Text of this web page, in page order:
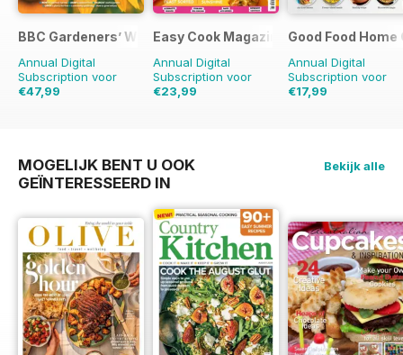
BBC Gardeners’ World Magazine
Annual Digital
Subscription voor
€47,99
Easy Cook Magazine
Annual Digital
Subscription voor
€23,99
Good Food
Annual Digital
Subscription voor
€17,99
MOGELIJK BENT U OOK
GEÏNTERESSEERD IN
Bekijk alle